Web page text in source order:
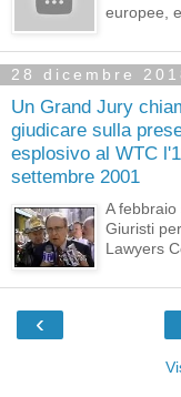
europee,
28 dicembre
Un Grand Jury
giudicare sulla
esplosivo al WTC
settembre 2001
A
Giuristi
Lawyers
‹